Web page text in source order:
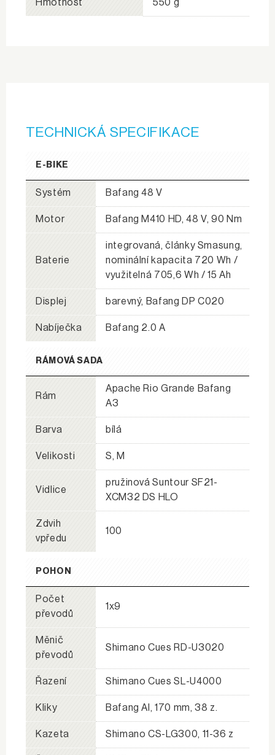
Hmotnost 550 g
TECHNICKÁ SPECIFIKACE
E-BIKE
Systém Bafang 48 V
Motor Bafang M410 HD, 48 V, 90 Nm
Baterie
integrovaná, články Smasung,
nominální kapacita 720 Wh /
využitelná 705,6 Wh / 15 Ah
Displej barevný, Bafang DP C020
Nabíječka Bafang 2.0 A
RÁMOVÁ SADA
Rám
Apache Rio Grande Bafang
A3
Barva bílá
Velikosti S, M
Vidlice
pružinová Suntour SF21-
XCM32 DS HLO
Zdvih
vpředu
100
POHON
Počet
převodů
1x9
Měnič
převodů
Shimano Cues RD-U3020
Řazení Shimano Cues SL-U4000
Kliky Bafang Al, 170 mm, 38 z.
Kazeta Shimano CS-LG300, 11-36 z